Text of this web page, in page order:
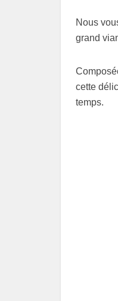
Nous
grand
cette
temps.